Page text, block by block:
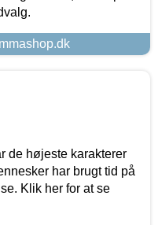
de højeste karakterer
har brugt tid på
Klik her for at se